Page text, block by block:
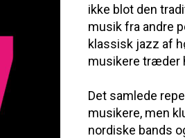
ikke blot den
musik fra andre
klassisk jazz af
musikere træder
Det samlede
musikere, men
nordiske bands